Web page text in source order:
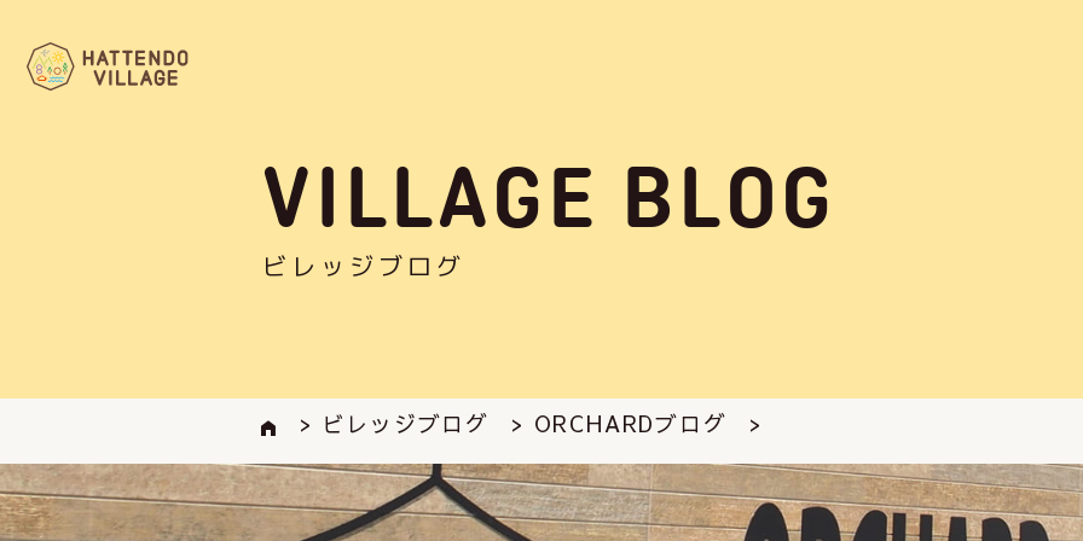
VILLAGE BLOG
ビレッジブログ
> ビレッジブログ > ORCHARDブログ >